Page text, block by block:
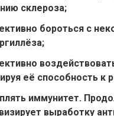
склероза;
бороться с
её способность к
иммунитет.
выработку